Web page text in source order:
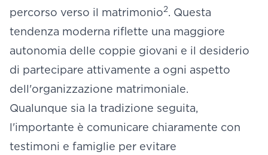
percorso verso il matrimonio2. Questa
tendenza moderna riflette una maggiore
autonomia delle coppie giovani e il desiderio
di partecipare attivamente a ogni aspetto
dell'organizzazione matrimoniale.
Qualunque sia la tradizione seguita,
l'importante è comunicare chiaramente con
testimoni e famiglie per evitare